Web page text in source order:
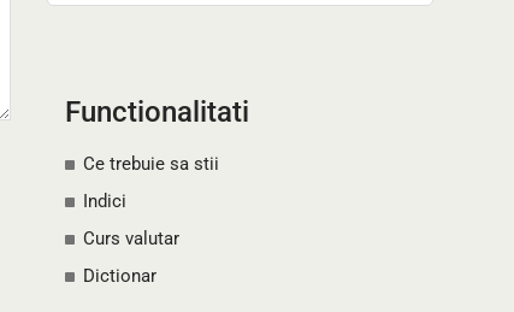
Functionalitati
Ce trebuie sa stii
Indici
Curs valutar
Dictionar